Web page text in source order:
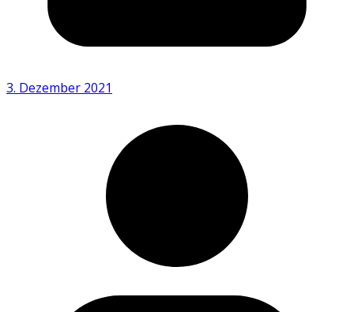
3. Dezember 2021